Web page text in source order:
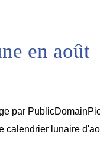
en août
par
calendrier lunaire